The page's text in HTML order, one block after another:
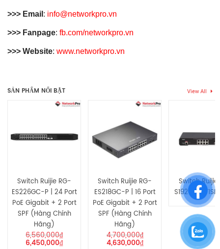
>>> Email : info@networkpro.vn
>>> Fanpage: fb.com/networkpro.vn
>>> Website: www.networkpro.vn
switch 24 port gigabit
poe ,switch 24g,switch h3c
switch
Hãy là người đầu tiên nhận xét “Switch H3C S1600V2-26S-
HPWR Chính Hãng Việt Nam | 24 Cổng PoE+, 02 Cổng SFP+”
SẢN PHẨM NỔI BẬT View All
Switch Ruijie RG-
ES226GC-P | 24 Port
PoE Gigabit + 2 Port
SPF (Hàng Chính
Hãng)
6,560,000₫
6,450,000₫
Switch Ruijie RG-
ES218GC-P | 16 Port
PoE Gigabit + 2 Port
SPF (Hàng Chính
Hãng)
4,700,000₫
4,630,000₫
Switch
S1920-